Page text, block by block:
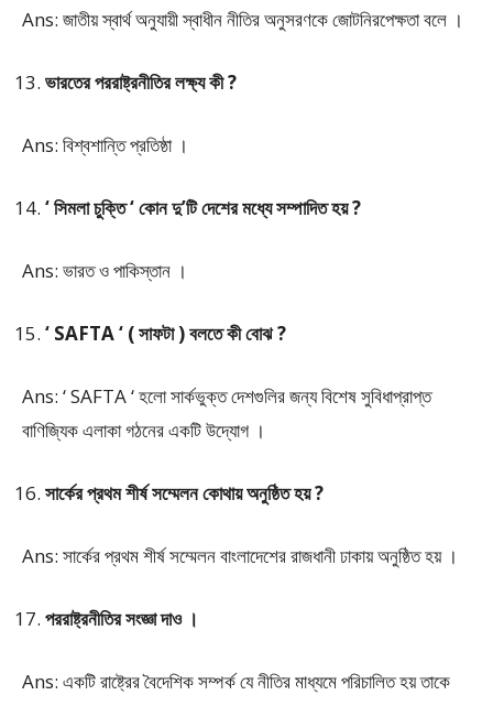
Ans: জাতীয় স্বার্থ অনুযায়ী স্বাধীন নীতির অনুসরণকে জোটনিরপেক্ষতা বলে ।
ভারতের পররাষ্ট্রনীতির লক্ষ্য কী ?
Ans: বিশ্বশান্তি প্রতিষ্ঠা ।
‘ সিমলা চুক্তি ‘ কোন দু’টি দেশের মধ্যে সম্পাদিত হয় ?
Ans: ভারত ও পাকিস্তান ।
‘ SAFTA ‘ ( সাফটা ) বলতে কী বোঝ ?
Ans: ‘ SAFTA ‘ হলো সার্কভুক্ত দেশগুলির জন্য বিশেষ সুবিধাপ্রাপ্ত
বাণিজ্যিক এলাকা গঠনের একটি উদ্যোগ ।
সার্কের প্রথম শীর্ষ সম্মেলন কোথায় অনুষ্ঠিত হয় ?
Ans: সার্কের প্রথম শীর্ষ সম্মেলন বাংলাদেশের রাজধানী ঢাকায় অনুষ্ঠিত হয় ।
পররাষ্ট্রনীতির সংজ্ঞা দাও ।
Ans: একটি রাষ্ট্রের বৈদেশিক সম্পর্ক যে নীতির মাধ্যমে পরিচালিত হয় তাকে